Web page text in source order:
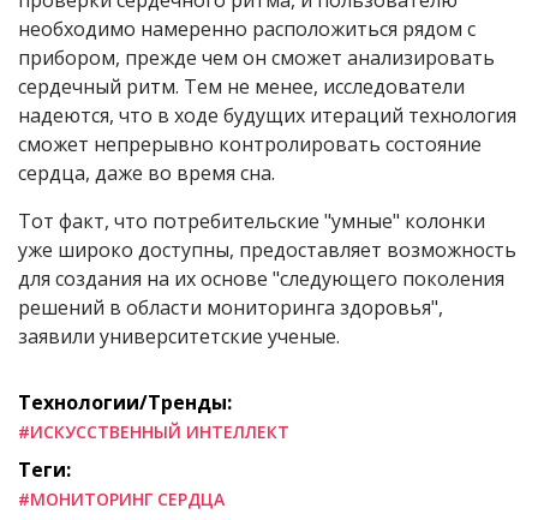
необходимо намеренно расположиться рядом с
прибором, прежде чем он сможет анализировать
сердечный ритм. Тем не менее, исследователи
надеются, что в ходе будущих итераций технология
сможет непрерывно контролировать состояние
сердца, даже во время сна.
Тот факт, что потребительские "умные" колонки
уже широко доступны, предоставляет возможность
для создания на их основе "следующего поколения
решений в области мониторинга здоровья",
заявили университетские ученые.
Технологии/Тренды:
#ИСКУССТВЕННЫЙ ИНТЕЛЛЕКТ
Теги:
#МОНИТОРИНГ СЕРДЦА